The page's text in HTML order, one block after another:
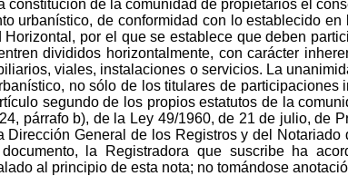
constitución de la comunidad de propietarios el
urbanístico, de conformidad con lo establecido
Horizontal, por el que se establece que deben
divididos horizontalmente, con carácter
viales, instalaciones o servicios. La
no sólo de los titulares de
segundo de los propios estatutos de la
párrafo b), de la Ley 49/1960, de 21 de julio, de
Dirección General de los Registros y del
la Registradora que suscribe ha
al principio de esta nota; no tomándose